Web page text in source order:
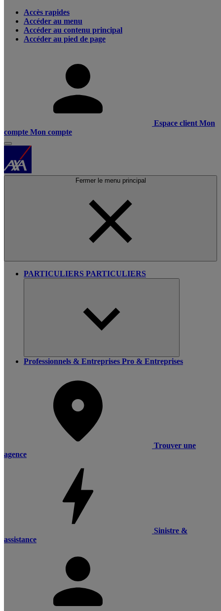
Accès rapides
Accéder au menu
Accéder au contenu principal
Accéder au pied de page
Espace client Mon
compte Mon compte
Fermer le menu principal
PARTICULIERS PARTICULIERS
Professionnels & Entreprises Pro & Entreprises
Trouver une
agence
Sinistre &
assistance